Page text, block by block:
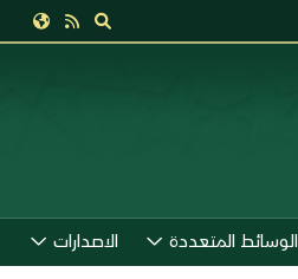
الوسائط المتعددة الاصدارات